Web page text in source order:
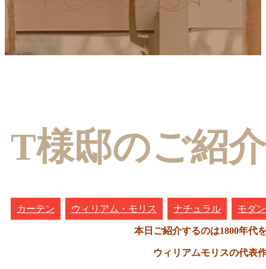
T様邸のご紹
カーテン ウィリアム・モリス ナチュラル モダン
本日ご紹介するのは1800年代
ウィリアムモリスの代表